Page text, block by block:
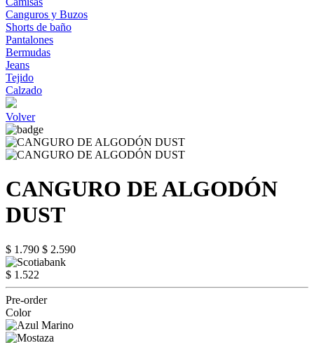
Canguros y Buzos
Shorts de baño
Pantalones
Bermudas
Jeans
Tejido
Calzado
Volver
CANGURO DE ALGODÓN
DUST
$ 1.790 $ 2.590
$ 1.522
Pre-order
Color